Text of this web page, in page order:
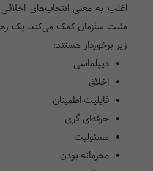
اغلب به معنی انتخاب‌های
مثبت سازمان کمک می‌کند. یک
زیر برخوردار هستند:
دیپلماسی
اخلاق
قابلیت اطمینان
حرفه‌ای گری
مسئولیت
محرمانه بودن